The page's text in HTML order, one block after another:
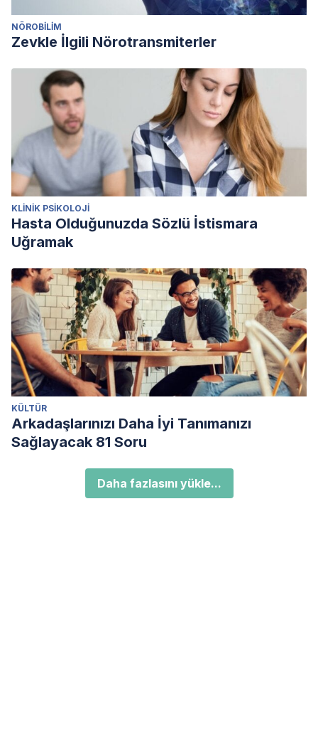
NÖROBILIM
Zevkle İlgili Nörotransmiterler
KLINIK PSIKOLOJI
Hasta Olduğunuzda Sözlü İstismara
Uğramak
KÜLTÜR
Arkadaşlarınızı Daha İyi Tanımanızı
Sağlayacak 81 Soru
Daha fazlasını yükle...